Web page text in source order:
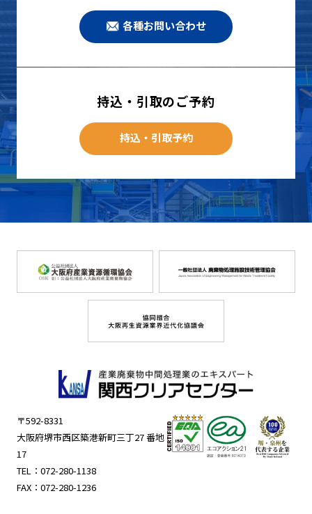
各種お問い合わせ
持込・引取のご予約
持込・引取予約
〒592-8331
大阪府堺市西区築港新町三丁27 番地
17
TEL： 072-280-1138
FAX：072-280-1236